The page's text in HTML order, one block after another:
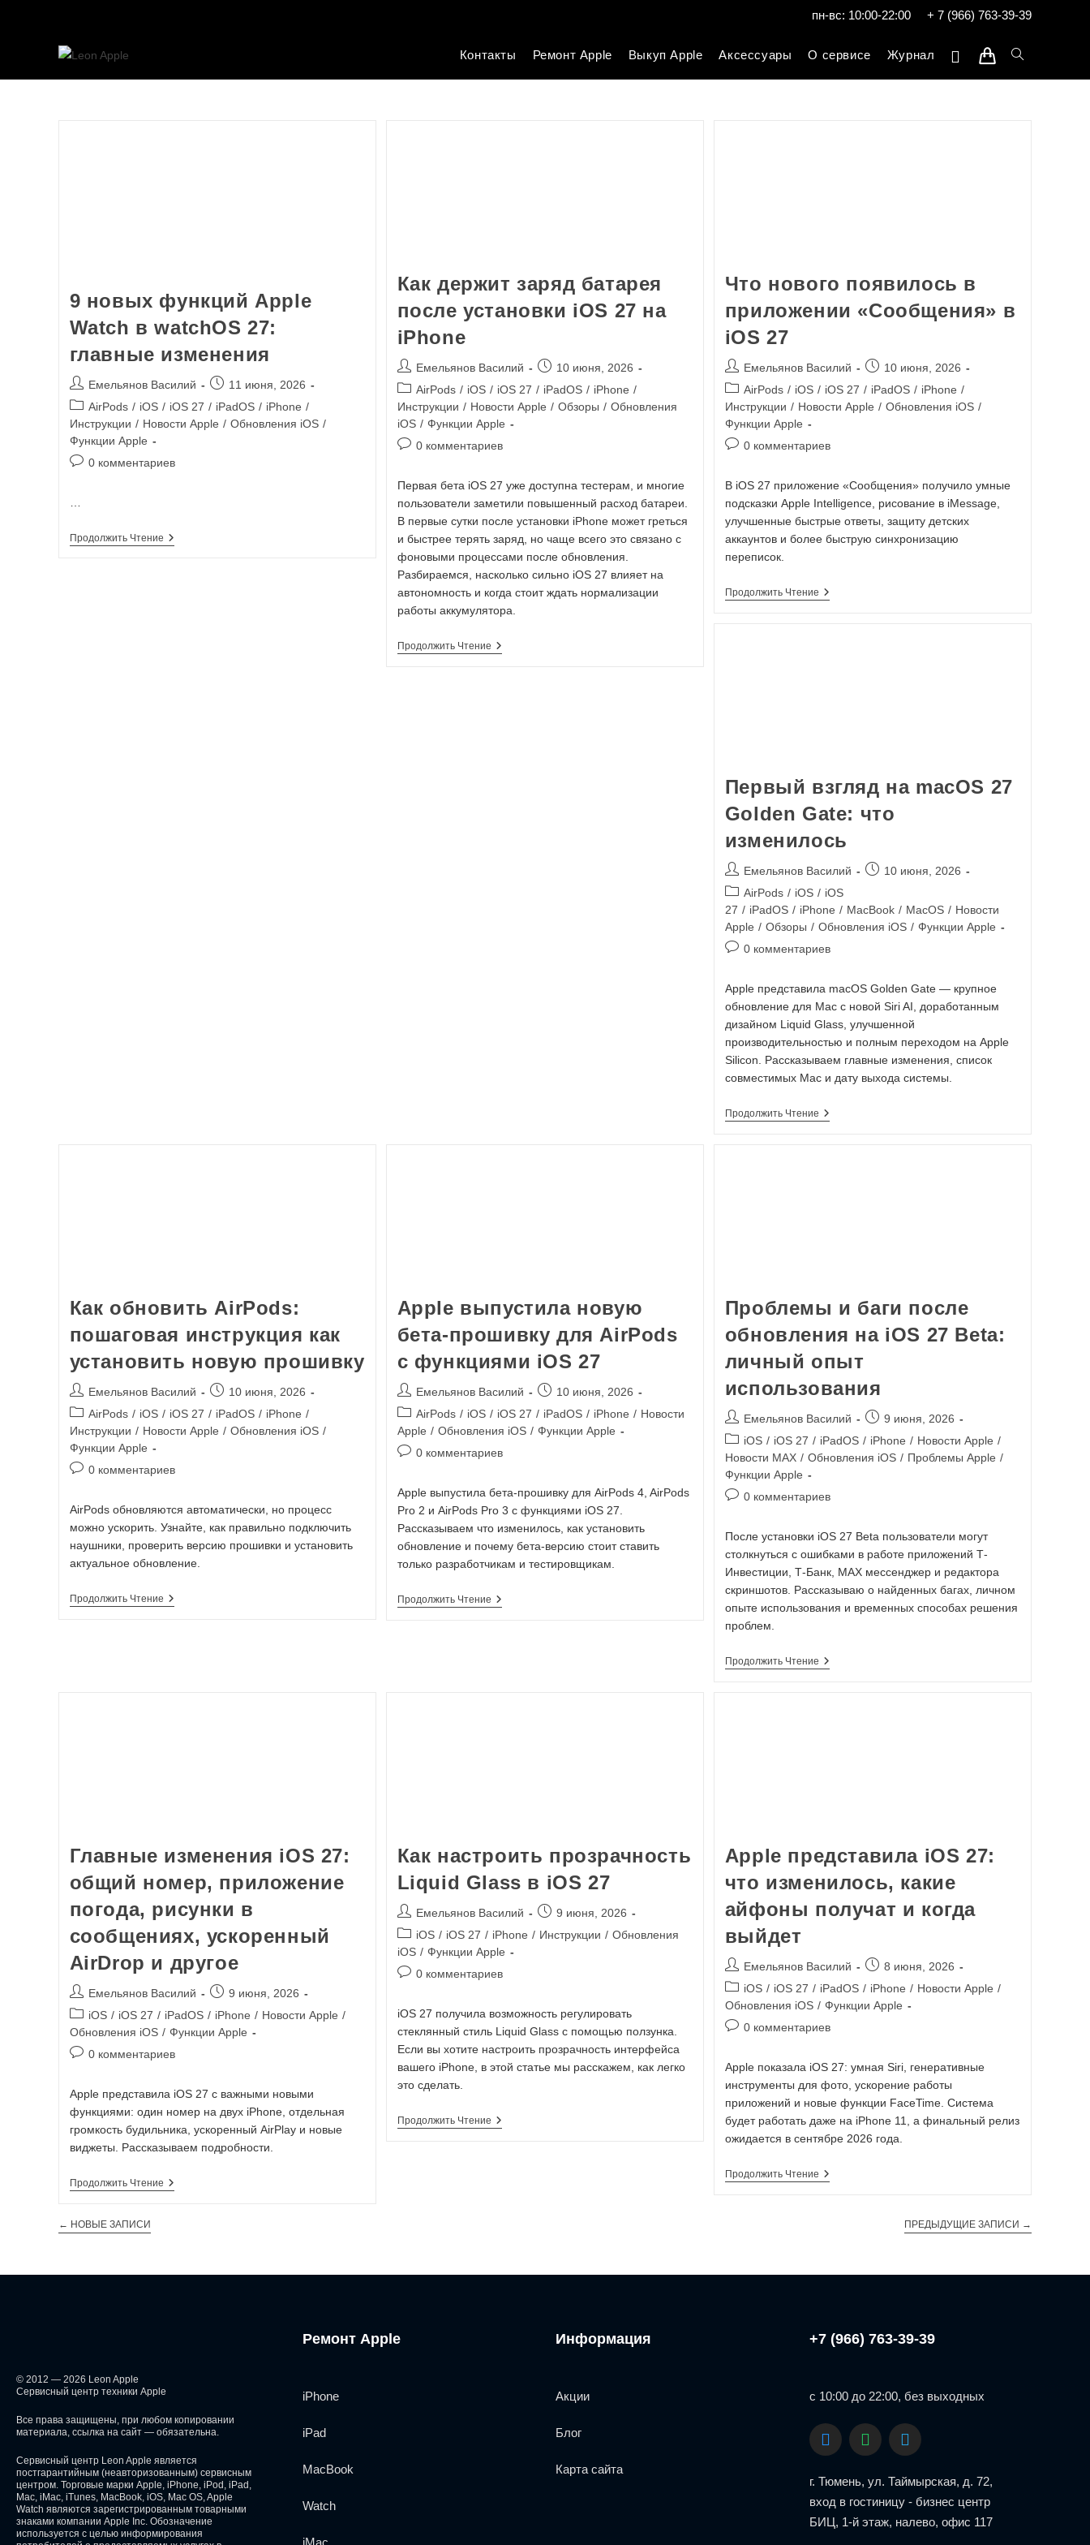
пн-вс: 10:00-22:00 + 7 (966) 763-39-39
Контакты Ремонт Apple Выкуп Apple Аксессуары О сервисе Журнал
9 новых функций Apple
Watch в watchOS 27:
главные изменения
Емельянов Василий
11 июня, 2026
AirPods / iOS / iOS 27 / iPadOS / iPhone /
Инструкции / Новости Apple / Обновления iOS /
Функции Apple
0 комментариев
Продолжить Чтение
Как держит заряд батарея
после установки iOS 27 на
iPhone
Емельянов Василий
10 июня, 2026
AirPods / iOS / iOS 27 / iPadOS / iPhone /
Инструкции / Новости Apple / Обзоры / Обновления
iOS / Функции Apple
0 комментариев
Первая бета iOS 27 уже доступна тестерам, и многие
пользователи заметили повышенный расход батареи.
В первые сутки после установки iPhone может греться
и быстрее терять заряд, но чаще всего это связано с
фоновыми процессами после обновления.
Разбираемся, насколько сильно iOS 27 влияет на
автономность и когда стоит ждать нормализации
работы аккумулятора.
Продолжить Чтение
Что нового появилось в
приложении «Сообщения» в
iOS 27
Емельянов Василий
10 июня, 2026
AirPods / iOS / iOS 27 / iPadOS / iPhone /
Инструкции / Новости Apple / Обновления iOS /
Функции Apple
0 комментариев
В iOS 27 приложение «Сообщения» получило умные
подсказки Apple Intelligence, рисование в iMessage,
улучшенные быстрые ответы, защиту детских
аккаунтов и более быструю синхронизацию
переписок.
Продолжить Чтение
Первый взгляд на macOS 27
Golden Gate: что
изменилось
Емельянов Василий
10 июня, 2026
AirPods / iOS / iOS
27 / iPadOS / iPhone / MacBook / MacOS / Новости
Apple / Обзоры / Обновления iOS / Функции Apple
0 комментариев
Apple представила macOS Golden Gate — крупное
обновление для Mac с новой Siri AI, доработанным
дизайном Liquid Glass, улучшенной
производительностью и полным переходом на Apple
Silicon. Рассказываем главные изменения, список
совместимых Mac и дату выхода системы.
Продолжить Чтение
Как обновить AirPods:
пошаговая инструкция как
установить новую прошивку
Емельянов Василий
10 июня, 2026
AirPods / iOS / iOS 27 / iPadOS / iPhone /
Инструкции / Новости Apple / Обновления iOS /
Функции Apple
0 комментариев
AirPods обновляются автоматически, но процесс
можно ускорить. Узнайте, как правильно подключить
наушники, проверить версию прошивки и установить
актуальное обновление.
Продолжить Чтение
Apple выпустила новую
бета-прошивку для AirPods
с функциями iOS 27
Емельянов Василий
10 июня, 2026
AirPods / iOS / iOS 27 / iPadOS / iPhone / Новости
Apple / Обновления iOS / Функции Apple
0 комментариев
Apple выпустила бета-прошивку для AirPods 4, AirPods
Pro 2 и AirPods Pro 3 с функциями iOS 27.
Рассказываем что изменилось, как установить
обновление и почему бета-версию стоит ставить
только разработчикам и тестировщикам.
Продолжить Чтение
Проблемы и баги после
обновления на iOS 27 Beta:
личный опыт
использования
Емельянов Василий
9 июня, 2026
iOS / iOS 27 / iPadOS / iPhone / Новости Apple /
Новости MAX / Обновления iOS / Проблемы Apple /
Функции Apple
0 комментариев
После установки iOS 27 Beta пользователи могут
столкнуться с ошибками в работе приложений Т-
Инвестиции, Т-Банк, MAX мессенджер и редактора
скриншотов. Рассказываю о найденных багах, личном
опыте использования и временных способах решения
проблем.
Продолжить Чтение
Главные изменения iOS 27:
общий номер, приложение
погода, рисунки в
сообщениях, ускоренный
AirDrop и другое​
Емельянов Василий
9 июня, 2026
iOS / iOS 27 / iPadOS / iPhone / Новости Apple /
Обновления iOS / Функции Apple
0 комментариев
Apple представила iOS 27 с важными новыми
функциями: один номер на двух iPhone, отдельная
громкость будильника, ускоренный AirPlay и новые
виджеты. Рассказываем подробности.
Продолжить Чтение
Как настроить прозрачность
Liquid Glass в iOS 27
Емельянов Василий
9 июня, 2026
iOS / iOS 27 / iPhone / Инструкции / Обновления
iOS / Функции Apple
0 комментариев
iOS 27 получила возможность регулировать
стеклянный стиль Liquid Glass с помощью ползунка.
Если вы хотите настроить прозрачность интерфейса
вашего iPhone, в этой статье мы расскажем, как легко
это сделать.
Продолжить Чтение
Apple представила iOS 27:
что изменилось, какие
айфоны получат и когда
выйдет
Емельянов Василий
8 июня, 2026
iOS / iOS 27 / iPadOS / iPhone / Новости Apple /
Обновления iOS / Функции Apple
0 комментариев
Apple показала iOS 27: умная Siri, генеративные
инструменты для фото, ускорение работы
приложений и новые функции FaceTime. Система
будет работать даже на iPhone 11, а финальный релиз
ожидается в сентябре 2026 года.
Продолжить Чтение
← НОВЫЕ ЗАПИСИ ПРЕДЫДУЩИЕ ЗАПИСИ →
© 2012 — 2026 Leon Apple
Сервисный центр техники Apple
Все права защищены, при любом копировании
материала, ссылка на сайт — обязательна.
Сервисный центр Leon Apple является
постгарантийным (неавторизованным) сервисным
центром. Торговые марки Apple, iPhone, iPod, iPad,
Mac, iMac, iTunes, MacBook, iOS, Mac OS, Apple
Watch являются зарегистрированным товарными
знаками компании Apple Inc. Обозначение
используется с целью информирования
Ремонт Apple
iPhone
iPad
MacBook
Watch
Информация
Акции
Блог
Карта сайта
+7 (966) 763-39-39
с 10:00 до 22:00, без выходных
г. Тюмень, ул. Таймырская, д. 72,
вход в гостиницу - бизнес центр
БИЦ, 1-й этаж, налево, офис 117